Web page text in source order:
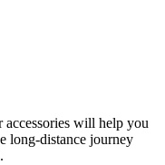
accessories will help you
long-distance journey